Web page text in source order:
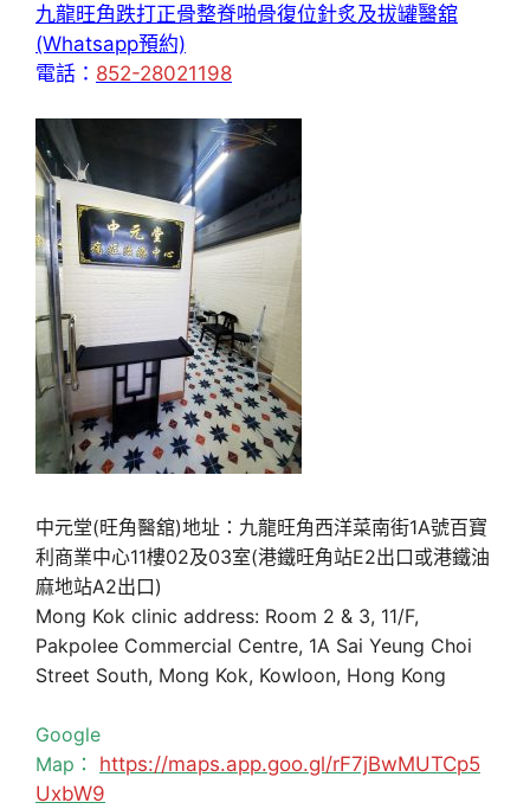
九龍旺角跌打正骨整脊啪骨復位針炙及拔罐醫舘
(Whatsapp預約)
電話： 852-28021198
中元堂(旺角醫舘)地址：九龍旺角西洋菜南街1A號百寶
利商業中心11樓02及03室(港鐵旺角站E2出口或港鐵油
麻地站A2出口)
Mong Kok clinic address: Room 2 & 3, 11/F,
Pakpolee Commercial Centre, 1A Sai Yeung Choi
Street South, Mong Kok, Kowloon, Hong Kong
Google
Map： https://maps.app.goo.gl/rF7jBwMUTCp5
UxbW9